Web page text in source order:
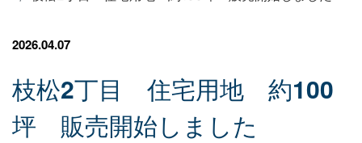
2026.04.07
枝松2丁目 住宅用地 約100
坪
販売開始し ま した